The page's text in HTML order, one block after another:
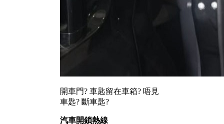
開車門? 車匙留在車箱? 唔見
車匙? 斷車匙?
汽車開鎖熱線